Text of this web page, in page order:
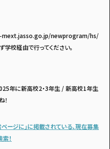
newprogram/hs/
校経由で行ってください。
年に新高校2・3年生 / 新高校1年生
！
ージに」に掲載されている、現在募集
！